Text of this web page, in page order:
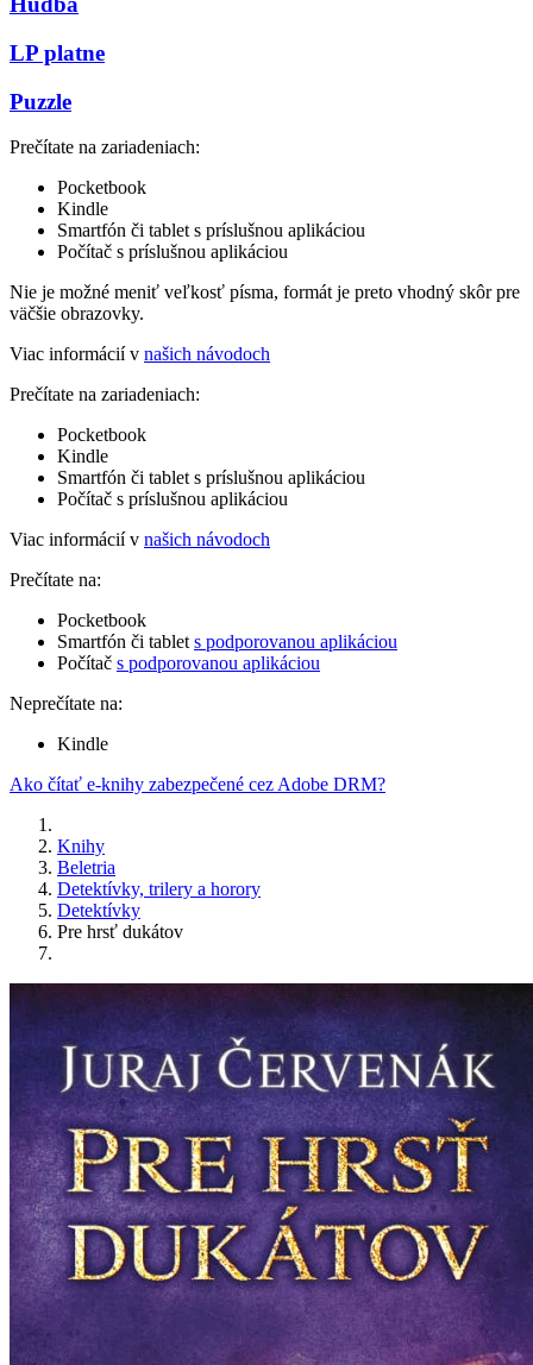
LP platne
Puzzle
Prečítate na zariadeniach:
Pocketbook
Kindle
Smartfón či tablet s príslušnou aplikáciou
Počítač s príslušnou aplikáciou
Nie je možné meniť veľkosť písma, formát je preto vhodný skôr pre
väčšie obrazovky.
Viac informácií v našich návodoch
Prečítate na zariadeniach:
Pocketbook
Kindle
Smartfón či tablet s príslušnou aplikáciou
Počítač s príslušnou aplikáciou
Viac informácií v našich návodoch
Prečítate na:
Pocketbook
Smartfón či tablet s podporovanou aplikáciou
Počítač s podporovanou aplikáciou
Neprečítate na:
Kindle
Ako čítať e-knihy zabezpečené cez Adobe DRM?
Knihy
Beletria
Detektívky, trilery a horory
Detektívky
Pre hrsť dukátov